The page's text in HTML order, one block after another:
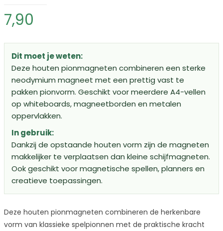
7,90
Dit moet je weten:
Deze houten pionmagneten combineren een sterke
neodymium magneet met een prettig vast te
pakken pionvorm. Geschikt voor meerdere A4-vellen
op whiteboards, magneetborden en metalen
oppervlakken.
In gebruik:
Dankzij de opstaande houten vorm zijn de magneten
makkelijker te verplaatsen dan kleine schijfmagneten.
Ook geschikt voor magnetische spellen, planners en
creatieve toepassingen.
Deze houten pionmagneten combineren de herkenbare
vorm van klassieke spelpionnen met de praktische kracht